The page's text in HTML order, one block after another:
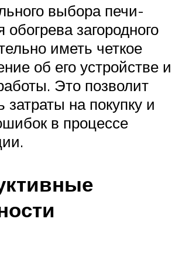
выбора печи-
загородного
иметь четкое
об его устройстве и
Это позволит
затраты на покупку и
в процессе